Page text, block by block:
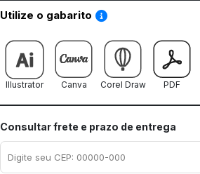
Utilize o gabarito Saiba como utilizar
Illustrator Canva Corel Draw PDF
Consultar frete e prazo de entrega